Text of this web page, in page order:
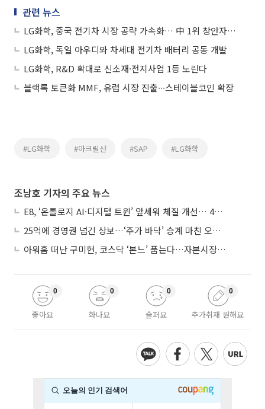
관련 뉴스
LG화학, 중국 전기차 시장 공략 가속화… 中 1위 창안자동차에 배터리 공급
LG화학, 독일 아우디와 차세대 전기차 배터리 공동 개발
LG화학, R&D 확대로 신소재·전지사업 1등 노린다
블랙록 토큰화 MMF, 유럽 시장 진출∙∙∙스테이블코인 확장
#LG화학 #아크릴산 #SAP #LG화학
조남호 기자의 주요 뉴스
E8, ‘온톨로지 AI·디지털 트윈’ 앞세워 체질 개선… 4분기 흑자전환 총력
25억에 경영권 넘긴 상보…‘주가 바닥’ 승계 마친 오너 2세, 주가 부양 나설까
아워홈 떠난 구미현, 코스닥 ‘본느’ 품는다…자본시장 전면 등판
좋아요
0
화나요
0
슬퍼요
0
추가취재 원해요
0